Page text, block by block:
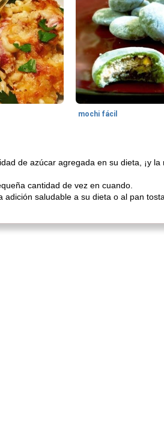
mochi fácil
de azúcar agregada en su dieta, ¡y
cantidad de vez en cuando.
saludable a su dieta o al pan